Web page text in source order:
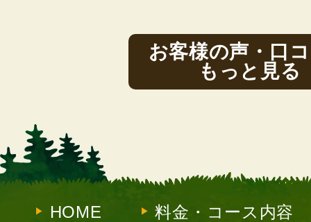
お客様の声・口
もっと見る
HOME 料金・コース内容